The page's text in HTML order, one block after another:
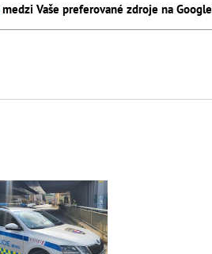
medzi Vaše preferované zdroje na Google